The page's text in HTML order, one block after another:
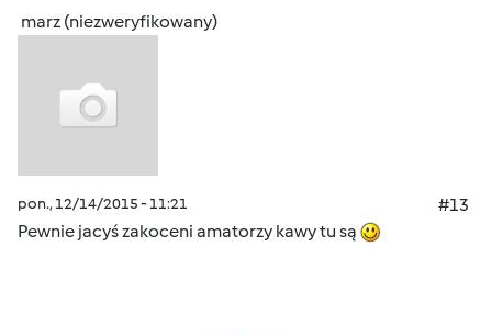
marz (niezweryfikowany)
pon., 12/14/2015 - 11:21
#13
Pewnie jacyś zakoceni amatorzy kawy tu są